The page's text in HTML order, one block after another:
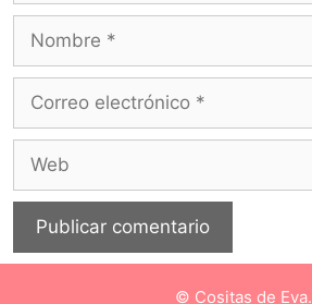
© Cositas de Eva.